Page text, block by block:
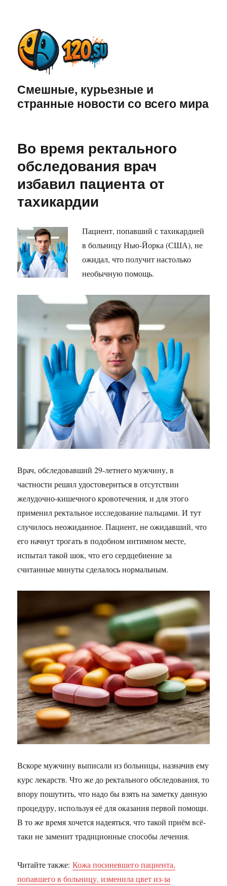
Смешные, курьезные и
странные новости со всего мира
Во время ректального
обследования врач
избавил пациента от
тахикардии
Пациент, попавший с тахикардией
в больницу Нью-Йорка (США), не
ожидал, что получит настолько
необычную помощь.
Врач, обследовавший 29-летнего мужчину, в
частности решил удостовериться в отсутствии
желудочно-кишечного кровотечения, и для этого
применил ректальное исследование пальцами. И тут
случилось неожиданное. Пациент, не ожидавший, что
его начнут трогать в подобном интимном месте,
испытал такой шок, что его сердцебиение за
считанные минуты сделалось нормальным.
Вскоре мужчину выписали из больницы, назначив ему
курс лекарств. Что же до ректального обследования, то
впору пошутить, что надо бы взять на заметку данную
процедуру, используя её для оказания первой помощи.
В то же время хочется надеяться, что такой приём всё-
таки не заменит традиционные способы лечения.
Читайте также:Кожа посиневшего пациента,
попавшего в больницу, изменила цвет из-за